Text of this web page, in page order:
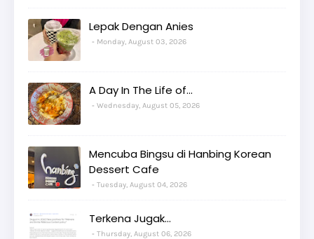
Lepak Dengan Anies
Monday, August 03, 2026
A Day In The Life of...
Wednesday, August 05, 2026
Mencuba Bingsu di Hanbing Korean
Dessert Cafe
Tuesday, August 04, 2026
Terkena Jugak...
Thursday, August 06, 2026